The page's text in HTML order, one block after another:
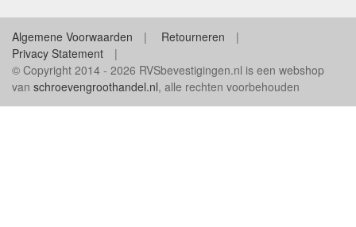
Algemene Voorwaarden
Retourneren
Privacy Statement
© Copyright 2014 - 2026 RVSbevestigingen.nl is een webshop
van schroevengroothandel.nl, alle rechten voorbehouden